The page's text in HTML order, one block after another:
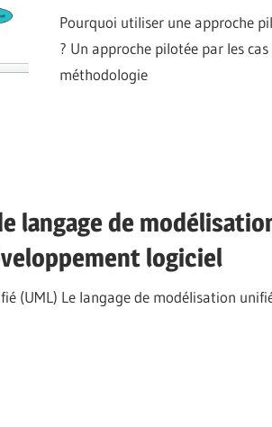
Pourquoi utiliser une approche
? Un approche pilotée par les
méthodologie
langage de
logiciel
(UML) Le langage de modélisation